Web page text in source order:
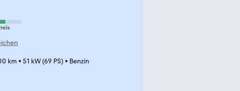
km • 51 kW (69 PS) • Benzin